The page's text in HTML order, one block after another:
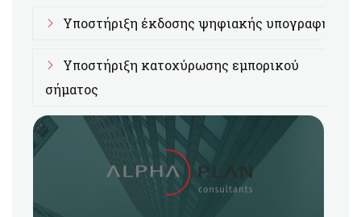
Υποστήριξη έκδοσης ψηφιακής υπογραφής
Υποστήριξη κατοχύρωσης εμπορικού
σήματος